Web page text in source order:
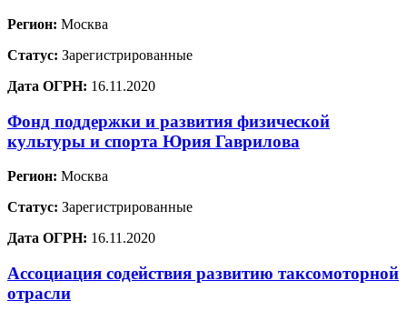
Регион: Москва
Статус: Зарегистрированные
Дата ОГРН: 16.11.2020
Фонд поддержки и развития физической
культуры и спорта Юрия Гаврилова
Регион: Москва
Статус: Зарегистрированные
Дата ОГРН: 16.11.2020
Ассоциация содействия развитию таксомоторной
отрасли